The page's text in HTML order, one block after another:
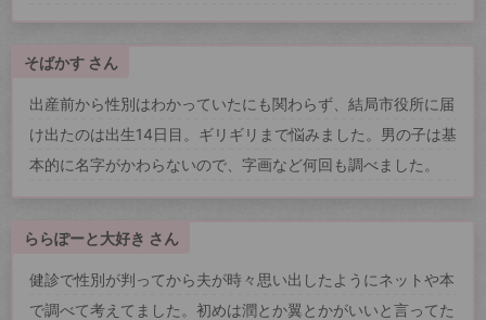
そばかす さん
出産前から性別はわかっていたにも関わらず、結局市役所に届
け出たのは出生14日目。ギリギリまで悩みました。男の子は基
本的に名字がかわらないので、字画など何回も調べました。
ららぽーと大好き さん
健診で性別が判ってから夫が時々思い出したようにネットや本
で調べて考えてました。初めは潤とか翼とかがいいと言ってた